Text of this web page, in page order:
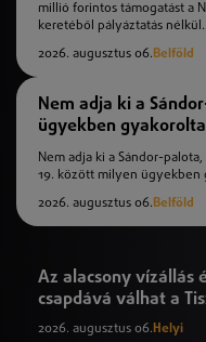
millió forintos támogatást a
keretéből pályáztatás
2026. augusztus 06.Belföld
Nem adja ki a
ügyekben
Nem adja ki a Sándor-
19. között milyen ügyekben
2026. augusztus 06.Belföld
Az alacsony vízállás
csapdává válhat a
2026. augusztus 06. Helyi